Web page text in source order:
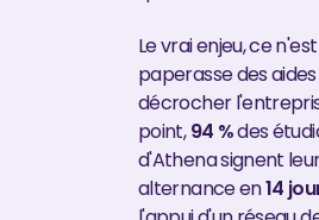
Le vrai enjeu, ce
paperasse des
décrocher
point,94 %des
d'Athena signent
alternance en14